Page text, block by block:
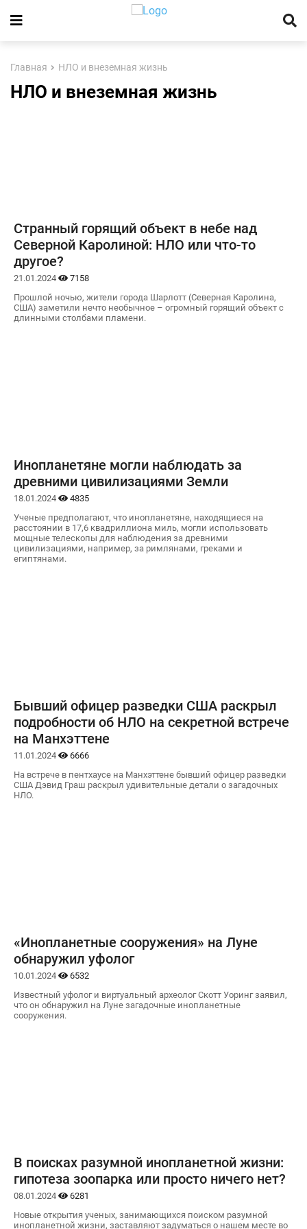
Главная НЛО и внеземная жизнь
НЛО и внеземная жизнь
Странный горящий объект в небе над
Северной Каролиной: НЛО или что-то
другое?
21.01.2024
7158
Прошлой ночью, жители города Шарлотт (Северная Каролина,
США) заметили нечто необычное – огромный горящий объект с
длинными столбами пламени.
Инопланетяне могли наблюдать за
древними цивилизациями Земли
18.01.2024
4835
Ученые предполагают, что инопланетяне, находящиеся на
расстоянии в 17,6 квадриллиона миль, могли использовать
мощные телескопы для наблюдения за древними
цивилизациями, например, за римлянами, греками и
египтянами.
Бывший офицер разведки США раскрыл
подробности об НЛО на секретной встрече
на Манхэттене
11.01.2024
6666
На встрече в пентхаусе на Манхэттене бывший офицер разведки
США Дэвид Граш раскрыл удивительные детали о загадочных
НЛО.
«Инопланетные сооружения» на Луне
обнаружил уфолог
10.01.2024
6532
Известный уфолог и виртуальный археолог Скотт Уоринг заявил,
что он обнаружил на Луне загадочные инопланетные
сооружения.
В поисках разумной инопланетной жизни:
гипотеза зоопарка или просто ничего нет?
08.01.2024
6281
Новые открытия ученых, занимающихся поиском разумной
инопланетной жизни, заставляют задуматься о нашем месте во